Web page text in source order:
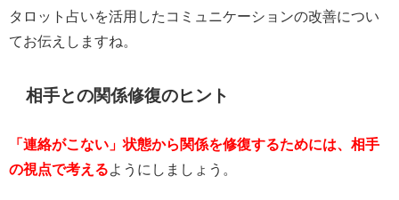
タロット占いを活用したコミュニケーションの改善につい
てお伝えしますね。
相手との関係修復のヒント
「連絡がこない」状態から関係を修復するためには、相手
の視点で考える ようにしましょう。